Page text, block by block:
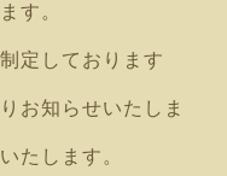
す。
定しております
お知らせいたしま
たします。